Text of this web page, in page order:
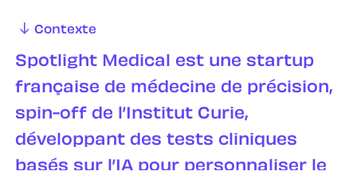
Contexte
Spotlight Medical est une startup
française de médecine de précision,
spin-off de l’Institut Curie,
développant des tests cliniques
basés sur l’IA pour personnaliser le